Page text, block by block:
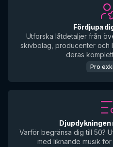
Fördjupa
Utforska låtdetaljer från
skivbolag, producenter och
deras
Pro
Djupdykningen
Varför begränsa dig till 50?
med liknande musik